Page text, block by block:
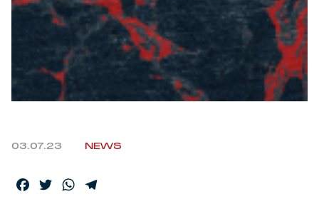
Helan x Genoa
Isolani x Genoa
Gift Card Online Store
03.07.23 NEWS
Facebook
TwitterWhatsApp